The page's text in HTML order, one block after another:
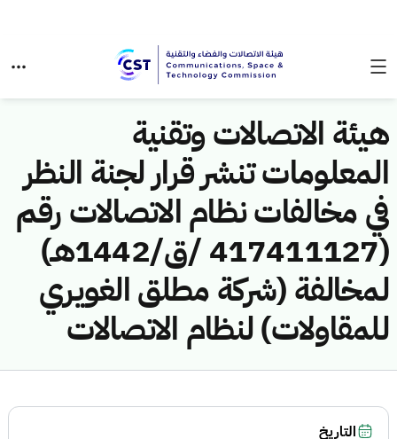
هيئة الاتصالات وتقنية
المعلومات تنشر قرار لجنة النظر
في مخالفات نظام الاتصالات رقم
(417411127 /ق/1442هـ)
لمخالفة (شركة مطلق الغويري
للمقاولات) لنظام الاتصالات
التاريخ